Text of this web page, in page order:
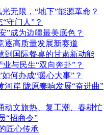
无限，“地下”能源革命？
守门人”？
”成为边疆最美底色？
逐高质量发展新赛道
到国际餐桌的甘肃新动能
与民生“双向奔赴”？
何办成“暖心大事”？
河岸 陇原奏响发展“奋进曲”
动文旅热、复工潮、春耕忙
“招商令”
匠心传承